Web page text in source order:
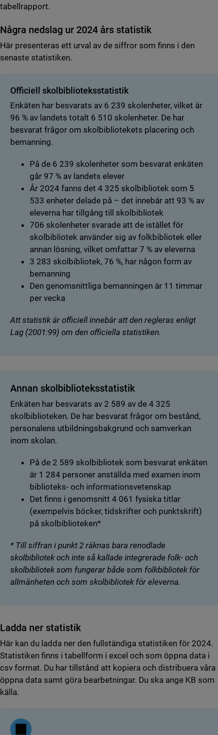
tabellrapport.
Några nedslag ur 2024 års statistik
Här presenteras ett urval av de siffror som finns i den
senaste statistiken.
Officiell skolbiblioteksstatistik
Enkäten har besvarats av 6 239 skolenheter, vilket är
96 % av landets totalt 6 510 skolenheter. De har
besvarat frågor om skolbibliotekets placering och
bemanning.
På de 6 239 skolenheter som besvarat enkäten
går 97 % av landets elever
År 2024 fanns det 4 325 skolbibliotek som 5
533 enheter delade på – det innebär att 93 % av
eleverna har tillgång till skolbibliotek
706 skolenheter svarade att de istället för
skolbibliotek använder sig av folkbibliotek eller
annan lösning, vilket omfattar 7 % av eleverna
3 283 skolbibliotek, 76 %, har någon form av
bemanning
Den genomsnittliga bemanningen är 11 timmar
per vecka
Att statistik är officiell innebär att den regleras enligt
Lag (2001:99) om den officiella statistiken.
Annan skolbiblioteksstatistik
Enkäten har besvarats av 2 589 av de 4 325
skolbiblioteken. De har besvarat frågor om bestånd,
personalens utbildningsbakgrund och samverkan
inom skolan.
På de 2 589 skolbibliotek som besvarat enkäten
är 1 284 personer anställda med examen inom
biblioteks- och informationsvetenskap
Det finns i genomsnitt 4 061 fysiska titlar
(exempelvis böcker, tidskrifter och punktskrift)
på skolbiblioteken*
* Till siffran i punkt 2 räknas bara renodlade
skolbibliotek och inte så kallade integrerade folk- och
skolbibliotek som fungerar både som folkbibliotek för
allmänheten och som skolbibliotek för eleverna.
Ladda ner statistik
Här kan du ladda ner den fullständiga statistiken för 2024.
Statistiken finns i tabellform i excel och som öppna data i
csv format. Du har tillstånd att kopiera och distribuera våra
öppna data samt göra bearbetningar. Du ska ange KB som
källa.